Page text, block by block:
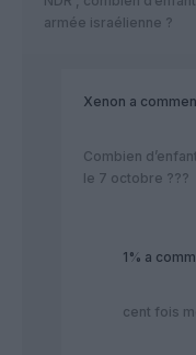
armée israélienne ?
Xenon a
Combien
le 7 octobre ???
1% a
cent fois